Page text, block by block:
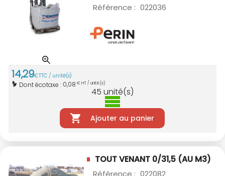
Référence : 022036
14,29€TTC / unité(s)
Dont écotaxe : 0,08 € HT / unité(s)
45 unité(s)
Ajouter au panier
TOUT VENANT 0/31,5 (AU M3)
Référence : 022082